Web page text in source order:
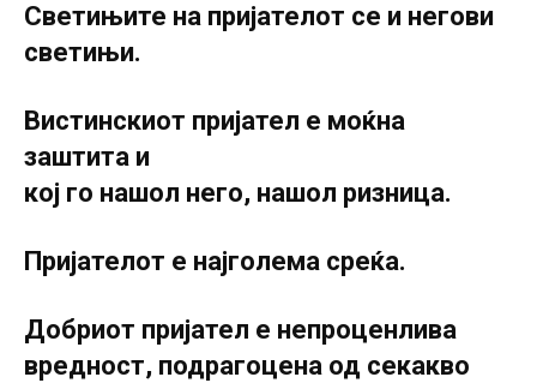
Светињите на пријателот се и негови
светињи.
Вистинскиот пријател е моќна
заштита и
кој го нашол него, нашол ризница.
Пријателот е најголема среќа.
Добриот пријател е непроценлива
вредност, подрагоцена од секакво